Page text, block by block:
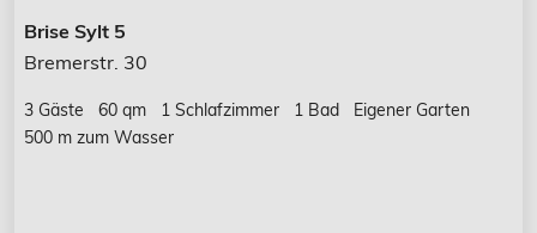
Brise Sylt 5
Bremerstr. 30
3 Gäste 60 qm 1 Schlafzimmer 1 Bad
Eigener Garten
500 m zum Wasser